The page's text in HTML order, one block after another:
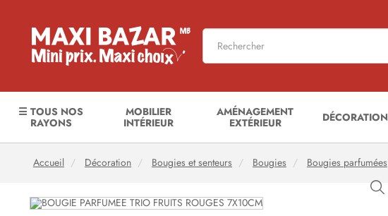
☰ TOUS NOS
RAYONS
MOBILIER
INTÉRIEUR
AMÉNAGEMENT
EXTÉRIEUR
DÉCORATION
Accueil Décoration Bougies et senteurs Bougies Bougies parfumées